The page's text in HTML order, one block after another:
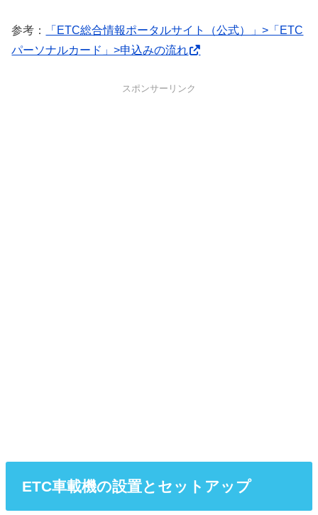
参考：
「ETC総合情報ポータルサイト（公式）」>「ETC
パーソナルカード」>申込みの流れ
スポンサーリンク
ETC車載機の設置とセットアップ